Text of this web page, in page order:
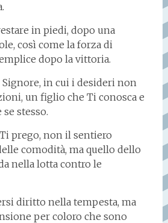
in piedi, dopo una
così come la forza di
dopo la vittoria.
in cui i desideri non
un figlio che Ti conosca e
stesso.
Ti prego, non il sentiero
comodità, ma quello dello
nella lotta contro le
diritto nella tempesta, ma
per coloro che sono